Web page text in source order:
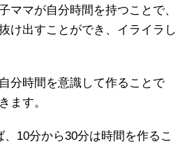
ママが自分時間を持つことで、
け出すことができ、イライラし
分時間を意識して作ることで
ます。
10分から30分は時間を作るこ